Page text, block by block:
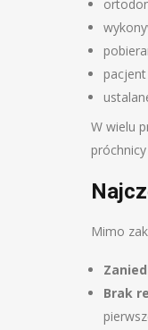
W wielu
Mimo
Brak